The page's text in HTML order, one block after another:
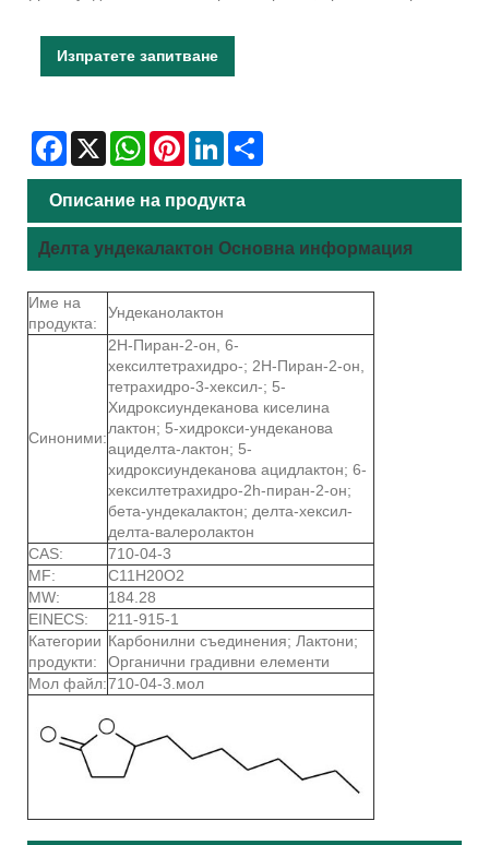
Изпратете запитване
Facebook
X WhatsAppPinterestLinkedIn
Описание на продукта
Делта ундекалактон Основна информация
Име на
продукта:
Ундеканолактон
Синоними:
2Н-Пиран-2-он, 6-
хексилтетрахидро-; 2Н-Пиран-2-он,
тетрахидро-3-хексил-; 5-
Хидроксиундеканова киселина
лактон; 5-хидрокси-ундеканова
ациделта-лактон; 5-
хидроксиундеканова ацидлактон; 6-
хексилтетрахидро-2h-пиран-2-он;
бета-ундекалактон; делта-хексил-
делта-валеролактон
CAS:
710-04-3
MF:
C11H20O2
MW:
184.28
EINECS:
211-915-1
Категории
продукти:
Карбонилни съединения; Лактони;
Органични градивни елементи
Мол файл:710-04-3.мол